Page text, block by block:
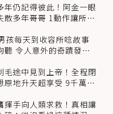
年仍記得彼此！阿金一眼
散多年哥哥 1動作讓所有
孩每天到收容所唸故事
聽 令人意外的奇蹟發生
毛途中見到上帝！全程閉
原地升天超享受 9千萬人
揮手向人類求救！真相讓